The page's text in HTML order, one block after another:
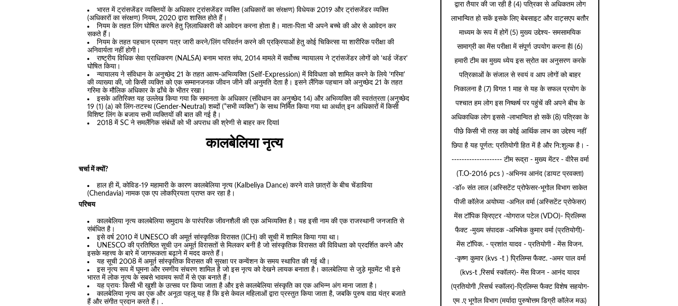
भारत में ट्रांसजेंडर व्यक्तियों के अधिकार ट्रांसजेंडर व्यक्ति (अधिकारों का संरक्षण) विधेयक 2019 और ट्रांसजेंडर व्यक्ति
(अधिकारों का संरक्षण) नियम, 2020 द्वारा शासित होते हैं।
नियम के तहत लिंग घोषित करने हेतु ज़िलाधिकारी को आवेदन करना होता है। माता-पिता भी अपने बच्चे की ओर से आवेदन कर
सकते हैं।
नियम के तहत पहचान प्रमाण पत्र जारी करने/लिंग परिवर्तन करने की प्रक्रियाओं हेतु कोई चिकित्सा या शारीरिक परीक्षा की
अनिवार्यता नहीं होगी।
राष्ट्रीय विधिक सेवा प्राधिकरण (NALSA) बनाम भारत संघ, 2014 मामले में सर्वोच्च न्यायालय ने ट्रांसजेंडर लोगों को ‘थर्ड जेंडर’
घोषित किया।
न्यायालय ने संविधान के अनुच्छेद 21 के तहत आत्म-अभिव्यक्ति (Self-Expression) में विविधता को शामिल करने के लिये ‘गरिमा’
की व्याख्या की, जो किसी व्यक्ति को एक सम्मानजनक जीवन जीने की अनुमति देता है। इसने लैंगिक पहचान को अनुच्छेद 21 के तहत
गरिमा के मौलिक अधिकार के ढाँचे के भीतर रखा।
इसके अतिरिक्त यह उल्लेख किया गया कि समानता के अधिकार (संविधान का अनुच्छेद 14) और अभिव्यक्ति की स्वतंत्रता (अनुच्छेद
19 (1) (a) को लिंग-तटस्थ (Gender-Neutral) शब्दों (“सभी व्यक्ति”) के साथ निर्मित किया गया था अर्थात् इन अधिकारों में किसी
विशिष्ट लिंग के बजाय सभी व्यक्तियों की बात की गई है।
2018 में SC ने समलैंगिक संबंधों को भी अपराध की श्रेणी से बाहर कर दियाl
कालबेलिया नृत्य
चर्चा में क्यों?
हाल ही में, कोविड-19 महामारी के कारण कालबेलिया नृत्य (Kalbeliya Dance) करने वाले छात्रों के बीच चेंडाविया
(Chendavia) नामक एक एप लोकप्रियता प्राप्त कर रहा है।
परिचय
कालबेलिया नृत्य कालबेलिया समुदाय के पारंपरिक जीवनशैली की एक अभिव्यक्ति है। यह इसी नाम की एक राजस्थानी जनजाति से
संबंधित है।
इसे वर्ष 2010 में UNESCO की अमूर्त सांस्कृतिक विरासत (ICH) की सूची में शामिल किया गया था।
UNESCO की प्रतिष्ठित सूची उन अमूर्त विरासतों से मिलकर बनी है जो सांस्कृतिक विरासत की विविधता को प्रदर्शित करने और
इसके महत्त्व के बारे में जागरूकता बढ़ाने में मदद करते हैं।
यह सूची 2008 में अमूर्त सांस्कृतिक विरासत की सुरक्षा पर कन्वेंशन के समय स्थापित की गई थी।
इस नृत्य रूप में घूमना और रमणीय संचरण शामिल है जो इस नृत्य को देखने लायक बनाता है। कालबेलिया से जुड़े मूवमेंट भी इसे
भारत में लोक नृत्य के सबसे भावमय रूपों में से एक बनाते हैं।
यह प्रायः किसी भी खुशी के उत्सव पर किया जाता है और इसे कालबेलिया संस्कृति का एक अभिन्न अंग माना जाता है।
कालबेलिया नृत्य का एक और अनूठा पहलू यह है कि इसे केवल महिलाओं द्वारा प्रस्तुत किया जाता है, जबकि पुरुष वाद्य यंत्र बजाते
हैं और संगीत प्रदान करते हैं। .
द्वारा तैयार की जा रही है (4) पत्रिका से अधिकतम लोग
लाभान्वित हो सकें इसके लिए बेबसाइट और वाट्सएप बतौर
माध्यम के रूप में होगें (5) मुख्य उद्देश्य- समसामयिक
सामाग्री का मेंस परीक्षा में संपूर्ण उपयोग करना हैl (6)
हमारी टीम का मुख्य ध्येय इस स्रोत का अनुसरण करके
पत्रिकाओं के संजाल से स्वयं व आप लोगों को बाहर
निकालना है (7) विगत 1 माह से यह के सफल प्रयोग के
पश्चात हम लोग इस निष्कर्ष पर पहुंचें की अपने बीच के
अधिकाधिक लोग इससे -लाभान्वित हो सकें (8) पत्रिका के
पीछे किसी भी तरह का कोई आर्थिक लाभ का उद्देश्य नहीं
छिपा है यह पूर्णत: प्रतियोगी हित में है और नि:शुल्क है। -
-------------------- टीम रूद्रा - मुख्य मेंटर - वीरेेस वर्मा
(T.O-2016 pcs ) -अभिनव आनंद (डायट प्रवक्ता)
-डॉ० संत लाल (अस्सिटेंट प्रोफेसर-भूगोल विभाग साकेत
पीजी कॉलेज अयोघ्या -अनिल वर्मा (अस्सिटेंट प्रोफेसर)
मेंस टॉपिक क्रिएटर -योगराज पटेल (VDO)- प्रिलिम्स
फैक्ट -मुख्य संपादक -अभिषेक कुमार वर्मा (प्रतियोगी)-
मेंस टॉपिक. - प्रशांत यादव - प्रतियोगी - मेंस विजन.
-कृष्ण कुमार (kvs -t ) प्रिलिम्स फैक्ट. -अमर पाल वर्मा
(kvs-t ,रिसर्च स्कॉलर)- मेंस विजन - आनंद यादव
(प्रतियोगी ,रिसर्च स्कॉलर)-प्रिलिम्स फैक्ट विशेष सहयोग-
एम .ए भूगोल विभाग (मर्यादा पुरुषोत्तम डिग्री कॉलेज मऊ)